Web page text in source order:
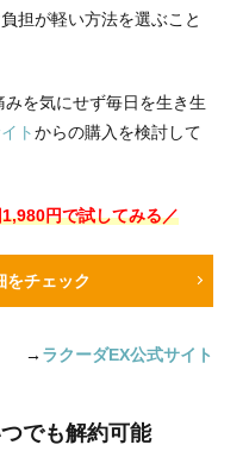
担が軽い方法を選ぶこと
を気にせず毎日を生き生
トからの購入を検討して
円で試してみる／
をチェック
→ ラクーダEX公式サイト
でも解約可能